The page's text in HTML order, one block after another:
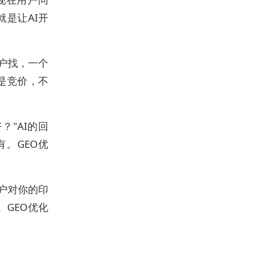
是让AI开
找，一个
竞价，不
"AI的回
。GEO优
对你的印
GEO优化